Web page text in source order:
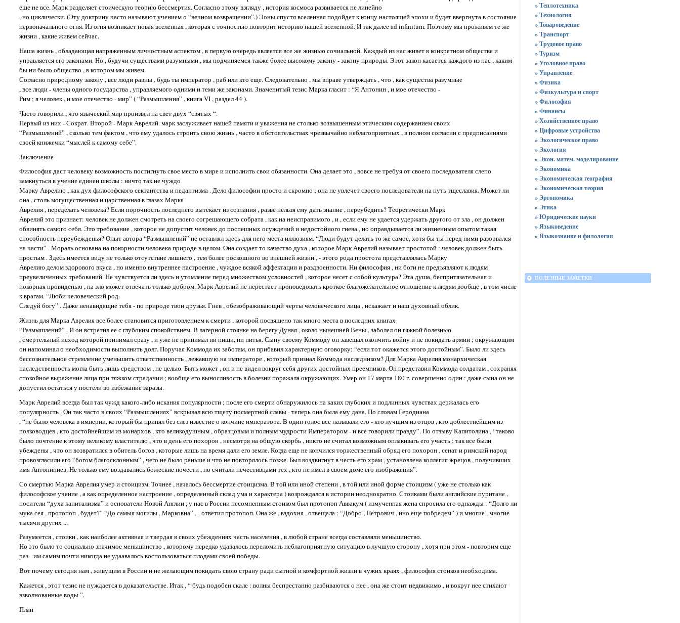
еще не все. Марк разделяет стоическую теорию бессмертия. Согласно этому взгляду , история космоса развивается не линейно
, но циклически. (Эту доктрину часто называют учением о “вечном возвращении”.) Эоны спустя вселенная подойдет к концу настоящей эпохи и будет ввергнута в состояние
первоначального огня. Из огня возникает новая вселенная , которая с точностью повторит историю нашей вселенной. И так далее ad infinitum. Поэтому мы проживем те же
жизни , какие живем сейчас.
Наша жизнь , обладающая напряженным личностным аспектом , в первую очередь является все же жизнью сочиальной. Каждый из нас живет в конкретном обществе и
управляется его законами. Но , будучи существами разумными , мы подчиняемся также более высокому закону - закону природы. Этот закон касается каждого из нас , каким
бы ни было общество , в котором мы живем.
Согласно природному закону , все люди равны , будь ты император , раб или кто еще. Следовательно , мы вправе утверждать , что , как существа разумные
, все люди - члены одного государства , управляемого одними и теми же законами. Знаменитый тезис Марка гласит : “Я Антонин , и мое отечество -
Рим ; я человек , и мое отечество - мир” ( “Размышления” , книга VI , раздел 44 ).
Часто говорили , что языческий мир произвел на свет двух “святых “.
Первый из них - Сократ. Второй - Марк Аврелий. марк заслуживает нашей памяти и уважения не столько возвышенным этическим содержанием своих
“Размышлений” , сколько тем фактом , что ему удалось строить свою жизнь , часто в обстоятельствах чрезвычайно неблагоприятных , в полном согласии с предписаниями
своей книжечки “мыслей к самому себе”.
Заключение
Философия даст человеку возможность постигнуть свое место в мире и исполнить свои обязанности. Она делает это , вовсе не требуя от своего последователя слепо
замкнуться в учение единен школы : ничто так не чуждо
Марку Аврелию , как дух философского сектантства и педантизма . Дело философии просто и скромно ; она не увлечет своего последователи на путь тщеславия. Может ли
она , столь могущественная и царственная в глазах Марка
Аврелия , переделать человека? Если порочность последнего вытекает из сознания , разве нельзя ему дать знание , переубедить? Теоретически Марк
Аврелий это признает: человек не должен смотреть на своего согрешающего собрата , как на неисправимого , и , если ему не удается удержать другого от зла , он должен
обвинять самого себя. Это требование , которое не допустит человек до поспешных осуждений и недостойного гнева , но оправдывается ли жизненным опытом такая
способность переубежденья? Опыт автора “Размышлений” не оставлял здесь для него места иллюзиям. “Люди будут делать то же самое, хотя бы ты перед ними разорвался
на части” . Мораль основана на покорности человека природе в целом. Она создает то качество духа , которое Марк Аврелий называет простотой : человек должен быть
простым . Здесь имеется виду не только отсутствие лишнего , тем более роскошного во внешней жизни , - этого рода простота представлялась Марку
Аврелию делом здорового вкуса , но именно внутреннее настроение , чуждое всякой аффектации и раздвоенности. Ни философия , ни боги не предъявляют к людям
преувеличенных требований. Не чувствуется ли здесь и утомление перед множеством условностей , которое несет с собой культура? Эта душа, беспритязательная и
покорная провиденью , на зло может отвечать только добром. Марк Аврелий не перестает проповедовать кроткое благожелательное отношение к людям вообще , в том числе
к врагам. “Люби человеческий род.
Следуй богу” . Даже ненавидящие тебя - по природе твои друзья. Гнев , обезображивающий черты человеческого лица , искажает и наш духовный облик.
Жизнь для Марка Аврелия все более становится приготовлением к смерти , которой посвящено так много места в последних книгах
“Размышлений” . И он встретил ее с глубоким спокойствием. В лагерной стоянке на берегу Дуная , около нынешней Вены , заболел он гяжкой болезнью
, смертельный исход которой принимал сразу , и уже не принимал ни пищи, ни питья. Сыну своему Коммоду он завещал окончить войну и не покидать армии ; окружающим
он напоминал о необходимости выполнить долг. Поручая Коммода их заботам, он прибавил характерную оговорку: “если тот окажется этого достойным”. Было ли здесь
бессознательное стремление уменьшить ответственность , лежавшую на императоре , который признал Коммода наследником? Для Марка Аврелия монархическая
наследственность могла быть лишь средством , не целью. Быть может , он и не видел вокруг себя других достойных преемников. Он представил Коммода солдатам , сохраняя
спокойное выражение лица при тяжком страдании ; вообще его выносливость в болезни поражала окружающих. Умер он 17 марта 180 г. совершенно один : даже сына он не
допустил остаться у постели во избежание заразы.
Марк Аврелий всегда был так чужд какого-либо искания популярности ; после его смерти обнаружилось на каких глубоких и подлинных чувствах держалась его
популярность . Он так часто в своих “Размышлениях” вскрывал всю тщету посмертной славы - теперь она была ему дана. По словам Геродиана
, “не было человека в империи, который бы принял без слез известие о кончине императора. В один голос все называли его - кто лучшим из отцов , кто доблестнейшим из
полководцев , кто достойнейшим из монархов , кто великодушным , образцовым и полным мудрости Императором - и все говорили правду”. По отзыву Капитолина , “таково
было почтение к этому великому властителю , что в день его похорон , несмотря на общую скорбь , никто не считал возможным оплакивагь его участь ; так все были
убеждены , что он возвратился в обитель богов , которые лишь на время дали его земле. Когда еще не кончился торжественный обряд его похорон , сенат и римский народ
провозгласили его “богом благосклонным” , чего не было раньше и что не повторялось позже. Был воздвигнут в честь его храм , установлена коллегия жрецов , получивших
имя Антониниев. Не только ему воздавались божеские почести , но считали нечестивцами тех , кто не имел в своем доме его изображения”.
Со смертью Марка Аврелия умер и стоицизм. Точнее , началось бессмертие стоицизма. В той или иной степени , в той или иной форме стоицизм ( уже не столько как
философское учение , а как определенное настроение , определенный склад ума и характера ) возрождался в истории неоднократно. Стоиками были английские пуритане ,
носители “духа капитализма” и основатели Новой Англии , у нас в России несомненным стоиком был протопоп Аввакум ( измученная жена спросила его однажды : “Долго ли
мука сея , протопоп , будет?” “До самыя могилы , Марковна” , - ответил протопоп. Она же , вздохня , отвещала : “Добро , Петрович , ино еще побредем” ) и многие , многие
тысячи других ...
Разумеется , стоики , как наиболее активная и твердая в своих убеждениях часть населения , в любой стране всегда составляли меньшинство.
Но это было то социально значимое меньшинство , которому нередко удавалось переломить неблагоприятную ситуацию в лучшую сторону , хотя при этом - повторим еще
раз - им самим почти никогда не удаавалось воспользоваться плодами своей победы.
Вот почему сегодня нам , живущим в России и не желающим покидать свою страну ради сытной и комфортной жизни в чужих краях , философия стоиков необходима.
Кажется , этот тезис не нуждается в доказательстве. Итак , “ будь подобен скале : волны беспрестанно разбиваются о нее , она же стоит недвижимо , и вокруг нее стихают
взволнованные воды ”.
План
» Теплотехника
» Технология
» Товароведение
» Транспорт
» Трудовое право
» Туризм
» Уголовное право
» Управление
» Физика
» Физкультура и спорт
» Философия
» Финансы
» Хозяйственное право
» Цифровые устройства
» Экологическое право
» Экология
» Экон. матем. моделирование
» Экономика
» Экономическая география
» Экономическая теория
» Эргономика
» Этика
» Юридические науки
» Языковедение
» Языкознание и филология
ПОЛЕЗНЫЕ ЗАМЕТКИ